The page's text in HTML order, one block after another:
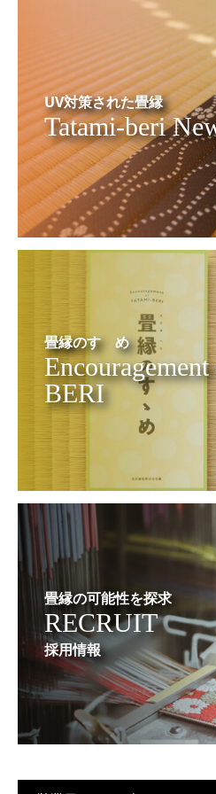
UV対策された畳縁
Tatami-beri
畳縁のすゝめ
BERI
畳縁の可能性を探求
RECRUIT
採用情報